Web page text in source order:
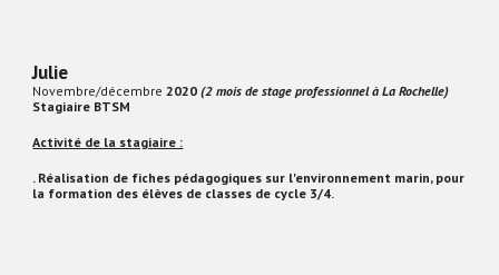
Julie
Novembre/décembre 2020(2 mois de stage professionnel à La Rochelle)
Stagiaire BTSM
Activité de la stagiaire :
. Réalisation de fiches pédagogiques sur l'environnement marin, pour
la formation des élèves de classes de cycle 3/4.